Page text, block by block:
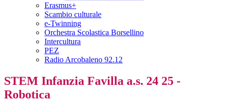
Erasmus+
Scambio culturale
e-Twinning
Orchestra Scolastica Borsellino
Intercultura
PEZ
Radio Arcobaleno 92.12
STEM Infanzia Favilla a.s. 24 25 -
Robotica